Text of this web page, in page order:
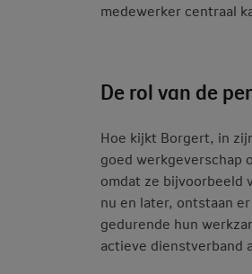
medewerker centraal
De rol van de
Hoe kijkt Borgert, in
goed werkgeverschap
omdat ze bijvoorbeeld
nu en later, ontstaan
gedurende hun
actieve dienstverband